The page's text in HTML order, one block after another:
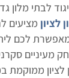
לבתי מלון
לציון מציעים
לכם
מעיניים
לציון ממוקמת